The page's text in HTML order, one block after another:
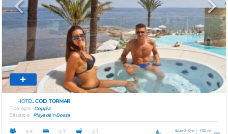
Previous Next
HOTELCOD. TORMAR
Tipologia
Doppia
Situato a
Playa de'n Bossa
x 4 x 1 x 1 Ibiza 3 Km 100 m.